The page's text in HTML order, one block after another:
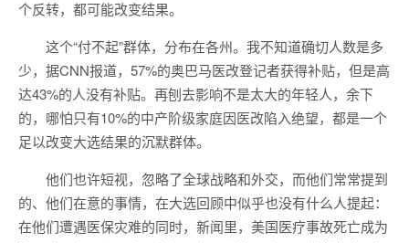
个反转，都可能改变结果。
这个“付不起”群体，分布在各州。我不知道确切人数是多
少，据CNN报道，57%的奥巴马医改登记者获得补贴，但是高
达43%的人没有补贴。再刨去影响不是太大的年轻人，余下
的，哪怕只有10%的中产阶级家庭因医改陷入绝望，都是一个
足以改变大选结果的沉默群体。
他们也许短视，忽略了全球战略和外交，而他们常常提到
的、他们在意的事情，在大选回顾中似乎也没有什么人提起：
在他们遭遇医保灾难的同时，新闻里，美国医疗事故死亡成为